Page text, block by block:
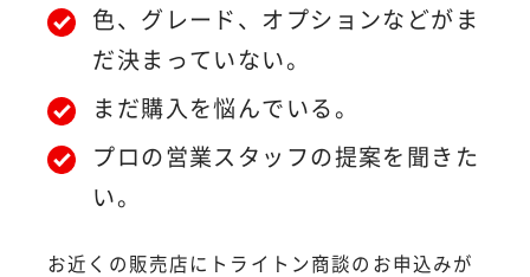
色、グレード、オプションなどがま
だ決まっていない。
まだ購入を悩んでいる。
プロの営業スタッフの提案を聞きた
い。
お近くの販売店にトライトン商談のお申込みが